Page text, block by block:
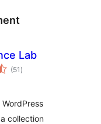
Lab
(51 টা
মুঠ)
collection